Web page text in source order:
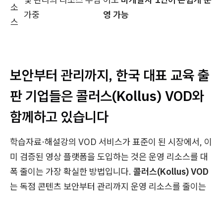
소
스
가중
영 가능
보안부터 관리까지, 한국 대표 교육 출
판 기업들은 콜러스(Kollus) VOD와
함께하고 있습니다
학습자료·해설강의 VOD 서비스가 표준이 된 시장에서, 이
미 검증된 영상 플랫폼을 도입하는 것은 운영 리소스를 대
폭 줄이는 가장 확실한 방법입니다. 콜러스(Kollus) VOD
는 독점 콘텐츠 보안부터 관리까지 운영 리소스를 줄이는